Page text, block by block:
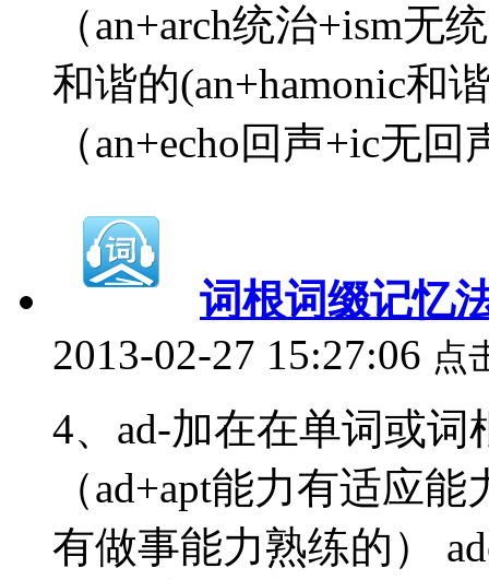
（an+arch统治+ism无
和谐的(an+hamonic和
（an+echo回声+ic无
词根词缀记忆
2013-02-27 15:27:06 点
4、ad-加在在单词或词
（ad+apt能力有适应
有做事能力熟练的）